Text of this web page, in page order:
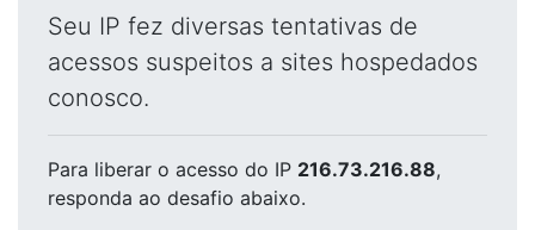
Seu IP fez diversas tentativas de
acessos suspeitos a sites hospedados
conosco.
Para liberar o acesso do IP 216.73.216.88,
responda ao desafio abaixo.